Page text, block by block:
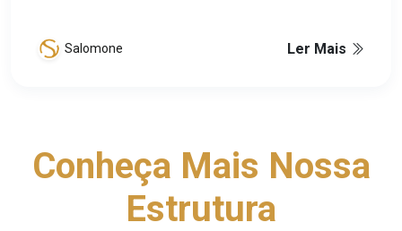
Salomone Ler Mais
Conheça Mais Nossa
Estrutura